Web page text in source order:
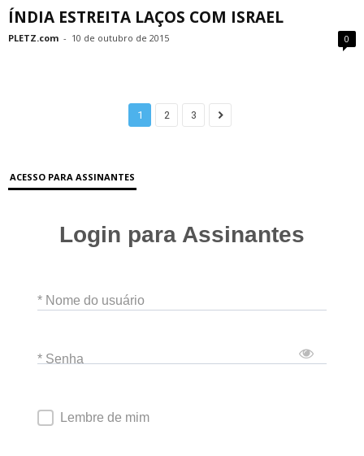
ÍNDIA ESTREITA LAÇOS COM ISRAEL
PLETZ.com - 10 de outubro de 2015 0
1 2 3
ACESSO PARA ASSINANTES
Login para Assinantes
* Nome do usuário
* Senha
Lembre de mim